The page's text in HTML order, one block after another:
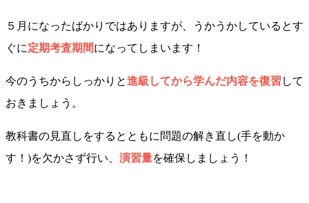
５月になったばかりではありますが、うかうかしているとす
ぐに定期考査期間になってしまいます！
今のうちからしっかりと進級してから学んだ内容を復習 して
おきましょう。
教科書の見直しをするとともに問題の解き直し(手を動か
す！)を欠かさず行い、 演習量を確保しましょう！